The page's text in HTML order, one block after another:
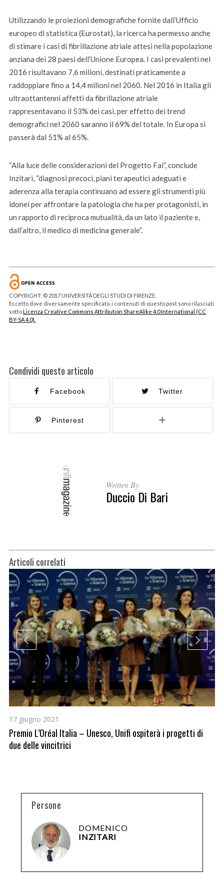
Utilizzando le proiezioni demografiche fornite dall’Ufficio
europeo di statistica (Eurostat), la ricerca ha permesso anche
di stimare i casi di fibrillazione atriale attesi nella popolazione
anziana dei 28 paesi dell’Unione Europea. I casi prevalenti nel
2016 risultavano 7,6 milioni, destinati praticamente a
raddoppiare fino a 14,4 milioni nel 2060. Nel 2016 in Italia gli
ultraottantenni affetti da fibrillazione atriale
rappresentavano il 53% dei casi, per effetto dei trend
demografici nel 2060 saranno il 69% del totale. In Europa si
passerà dal 51% al 65%.
“Alla luce delle considerazioni del Progetto Fai”, conclude
Inzitari, “diagnosi precoci, piani terapeutici adeguati e
aderenza alla terapia continuano ad essere gli strumenti più
idonei per affrontare la patologia che ha per protagonisti, in
un rapporto di reciproca mutualità, da un lato il paziente e,
dall’altro, il medico di medicina generale”.
COPYRIGHT: © 2017 UNIVERSITÀ DEGLI STUDI DI FIRENZE.
Eccetto dove diversamente specificato, i contenuti di questo post sono rilasciati
sottoLicenza Creative Commons Attribution ShareAlike 4.0 International (CC
BY-SA 4.0).
Condividi questo articolo
Facebook Twitter
Pinterest
Written By
Duccio Di Bari
Articoli correlati
17 giugno 2021
Premio L’Oréal Italia – Unesco, Unifi ospiterà i progetti di
due delle vincitrici
Persone
DOMENICO
INZITARI